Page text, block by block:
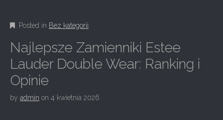
M
E
N
U
C
N
T
E
N
T
Posted in Bez kategorii
Najlepsze Zamienniki Estee
Lauder Double Wear: Ranking i
Opinie
by admin on 4 kwietnia 2026